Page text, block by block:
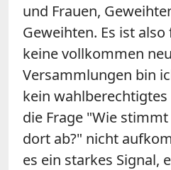
und Frauen,
Geweihten. Es ist
keine vollkommen
Versammlungen bin
kein
die Frage "Wie
dort ab?" nicht
es ein starkes Signal,